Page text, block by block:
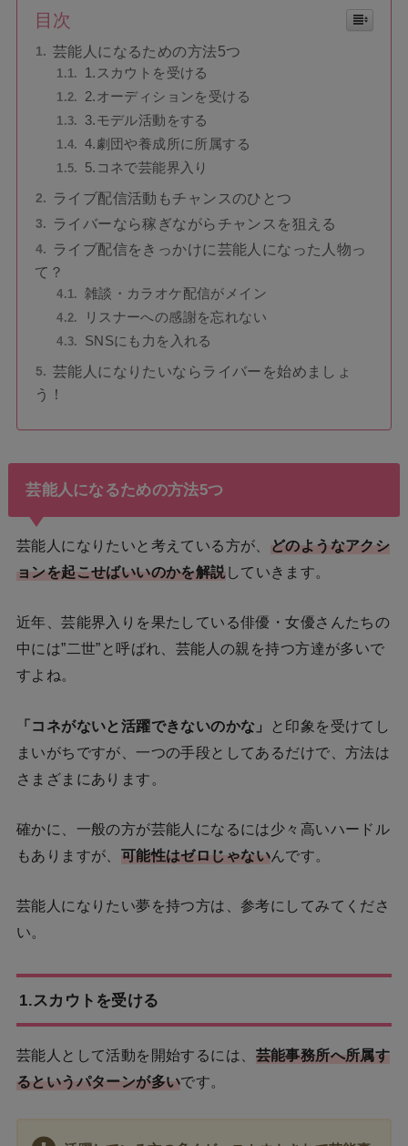
目次
芸能人になるための方法5つ
1.スカウトを受ける
2.オーディションを受ける
3.モデル活動をする
4.劇団や養成所に所属する
5.コネで芸能界入り
ライブ配信活動もチャンスのひとつ
ライバーなら稼ぎながらチャンスを狙える
ライブ配信をきっかけに芸能人になった人物っ
て？
雑談・カラオケ配信がメイン
リスナーへの感謝を忘れない
SNSにも力を入れる
芸能人になりたいならライバーを始めましょ
う！
芸能人になるための方法5つ
芸能人になりたいと考えている方が、
どのようなアクシ
ョンを起こせばいいのかを解説していきます。
近年、芸能界入りを果たしている俳優・女優さんたちの
中には”二世”と呼ばれ、芸能人の親を持つ方達が多いで
すよね。
「コネがないと活躍できないのかな」
と印象を受けてし
まいがちですが、一つの手段としてあるだけで、方法は
さまざまにあります。
確かに、一般の方が芸能人になるには少々高いハードル
もありますが、 可能性はゼロじゃないんです。
芸能人になりたい夢を持つ方は、参考にしてみてくださ
い。
1.スカウトを受ける
芸能人として活動を開始するには、 芸能事務所へ所属す
るというパターンが多いです。